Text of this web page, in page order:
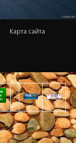
Карта сайта